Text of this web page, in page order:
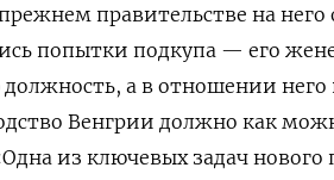
правительстве на него
попытки подкупа — его
а в отношении него
Венгрии должно как
из ключевых задач нового